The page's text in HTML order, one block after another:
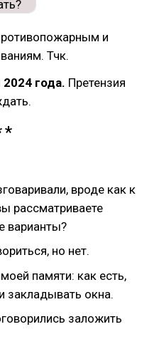
и
Тчк.
года. Претензия
вроде как к
рассматриваете
варианты?
но нет.
памяти: как есть,
закладывать окна.
заложить